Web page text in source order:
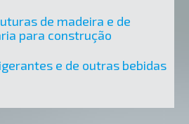
de madeira e de
para construção
e de outras bebidas